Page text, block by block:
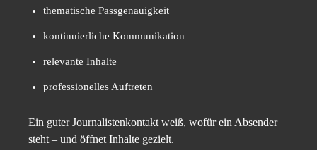
thematische Passgenauigkeit
kontinuierliche Kommunikation
relevante Inhalte
professionelles Auftreten
Ein guter Journalistenkontakt weiß, wofür ein Absender
steht – und öffnet Inhalte gezielt.